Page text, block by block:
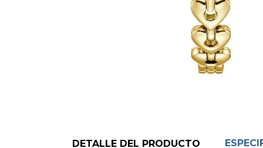
DETALLE DEL PRODUCTO